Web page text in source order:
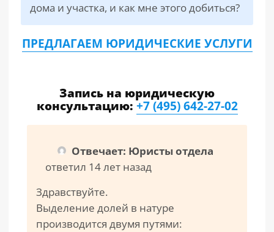
дома и участка, и как мне этого добиться?
ПРЕДЛАГАЕМ ЮРИДИЧЕСКИЕ УСЛУГИ
Запись на юридическую
консультацию:+7 (495) 642-27-02
Отвечает: Юристы отдела
ответил 14 лет назад
Здравствуйте.
Выделение долей в натуре
производится двумя путями: